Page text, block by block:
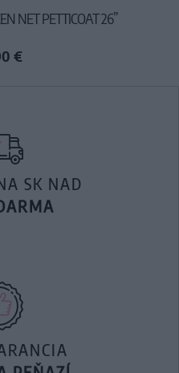
NET PETTICOAT 26”
€
SK NAD